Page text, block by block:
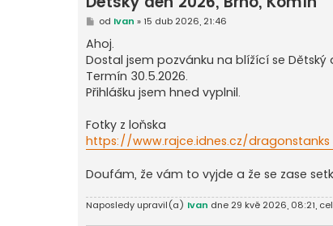
P
í
s
p
ě
v
e
od Ivan » 15 dub 2026, 21:46
Ahoj.
Dostal jsem pozvánku na blížící se Dětský
Termín 30.5.2026.
Přihlášku jsem hned vyplnil.
Fotky z loňska
https://www.rajce.idnes.cz/dragonstanks
Doufám, že vám to vyjde a že se zase
Naposledy upravil(a) Ivan dne 29 kvě 2026, 08:21,